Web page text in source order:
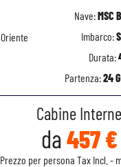
Nave:MSC
Imbarco:
Durata:
Partenza:24
Cabine Interne
da 457 €
Prezzo per persona Tax Incl. -